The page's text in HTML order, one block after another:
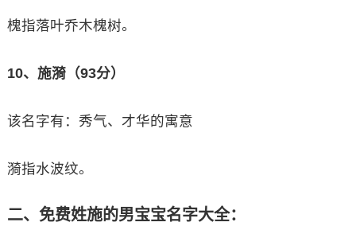
槐指落叶乔木槐树。
10、施漪（93分）
该名字有：秀气、才华的寓意
漪指水波纹。
二、免费姓施的男宝宝名字大全：